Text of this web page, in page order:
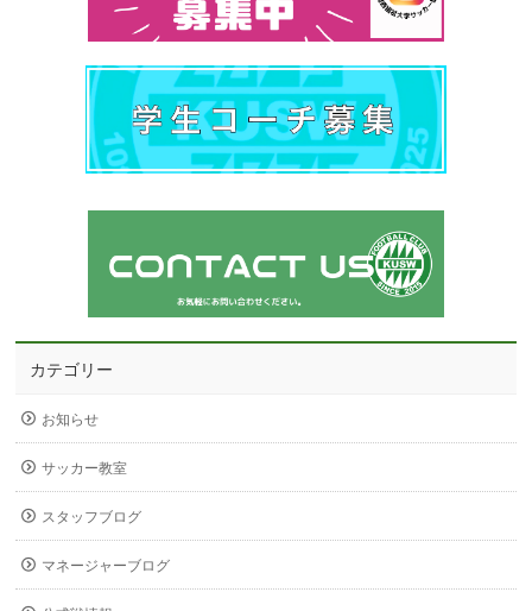
カテゴリー
お知らせ
サッカー教室
スタッフブログ
マネージャーブログ